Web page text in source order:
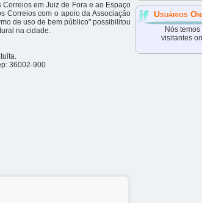
em Juiz de Fora e ao Espaço
Correios com o apoio da Associação
de uso de bem público" possibilitou
na cidade.
36002-900
Usuários
Nós temos
visitantes